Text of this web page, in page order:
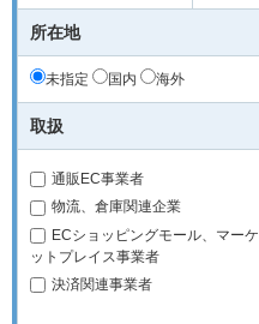
所在地
未指定 国内 海外
取扱
通販EC事業者
物流、倉庫関連企業
ECショッピングモール、マーケ
ットプレイス事業者
決済関連事業者